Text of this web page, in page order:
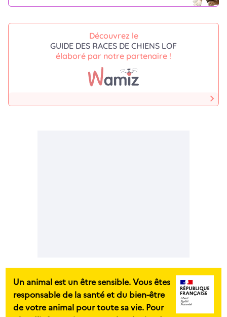
Découvrez le
GUIDE DES RACES DE CHIENS LOF
élaboré par notre partenaire !
Un animal est un être sensible. Vous êtes
responsable de la santé et du bien-être
de votre animal pour toute sa vie. Pour